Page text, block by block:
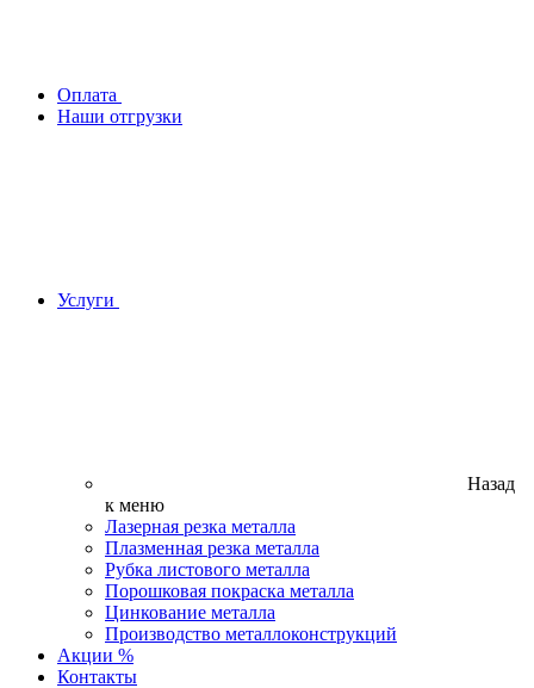
Оплата
Наши отгрузки
Услуги
Назад
к меню
Лазерная резка металла
Плазменная резка металла
Рубка листового металла
Порошковая покраска металла
Цинкование металла
Производство металлоконструкций
Акции %
Контакты